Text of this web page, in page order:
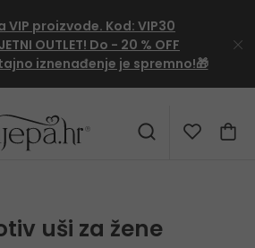
VIP proizvode. Kod: VIP30
OUTLET! Do - 20 % OFF
iznenađenje je spremno!🎁
uši za žene